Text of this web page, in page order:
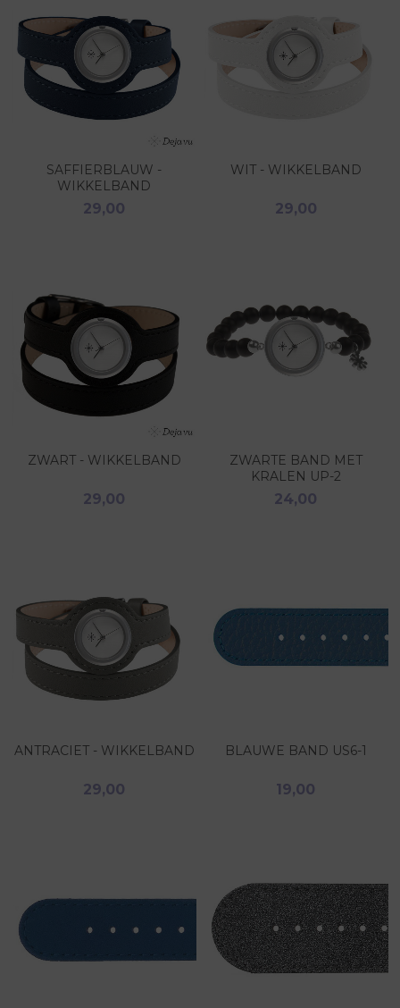
SAFFIERBLAUW -
WIKKELBAND
29,00
WIT - WIKKELBAND
29,00
ZWART - WIKKELBAND
29,00
ZWARTE BAND MET
KRALEN UP-2
24,00
ANTRACIET - WIKKELBAND
29,00
BLAUWE BAND US6-1
19,00